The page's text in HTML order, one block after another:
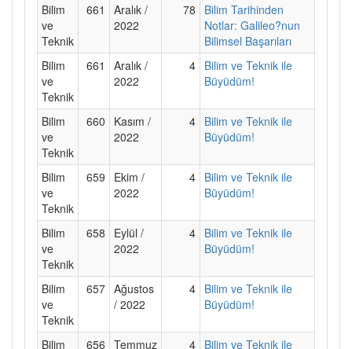
Bilim
ve
Teknik
661
Aralık /
2022
78
Bilim Tarihinden
Notlar: Galileo?nun
Bilimsel Başarıları
Bilim
ve
Teknik
661
Aralık /
2022
4 Bilim ve Teknik ile
Büyüdüm!
Bilim
ve
Teknik
660
Kasım /
2022
4 Bilim ve Teknik ile
Büyüdüm!
Bilim
ve
Teknik
659
Ekim /
2022
4 Bilim ve Teknik ile
Büyüdüm!
Bilim
ve
Teknik
658
Eylül /
2022
4 Bilim ve Teknik ile
Büyüdüm!
Bilim
ve
Teknik
657 Ağustos
/ 2022
4 Bilim ve Teknik ile
Büyüdüm!
Bilim
656 Temmuz
4 Bilim ve Teknik ile